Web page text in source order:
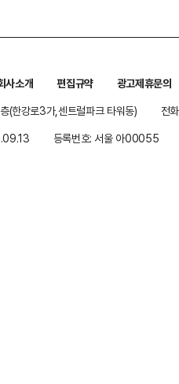
사소개 편집규약
광고제휴문의
(한강로3가,센트럴파크 타워동)
전
등록번호: 서울 아00055